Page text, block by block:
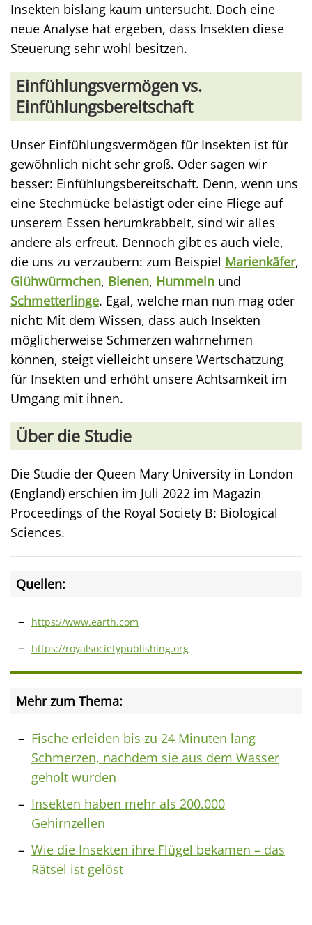
Insekten bislang kaum untersucht. Doch eine
neue Analyse hat ergeben, dass Insekten diese
Steuerung sehr wohl besitzen.
Einfühlungsvermögen vs.
Einfühlungsbereitschaft
Unser Einfühlungsvermögen für Insekten ist für
gewöhnlich nicht sehr groß. Oder sagen wir
besser: Einfühlungsbereitschaft. Denn, wenn uns
eine Stechmücke belästigt oder eine Fliege auf
unserem Essen herumkrabbelt, sind wir alles
andere als erfreut. Dennoch gibt es auch viele,
die uns zu verzaubern: zum Beispiel Marienkäfer,
Glühwürmchen, Bienen, Hummeln und
Schmetterlinge. Egal, welche man nun mag oder
nicht: Mit dem Wissen, dass auch Insekten
möglicherweise Schmerzen wahrnehmen
können, steigt vielleicht unsere Wertschätzung
für Insekten und erhöht unsere Achtsamkeit im
Umgang mit ihnen.
Über die Studie
Die Studie der Queen Mary University in London
(England) erschien im Juli 2022 im Magazin
Proceedings of the Royal Society B: Biological
Sciences.
Quellen:
https://www.earth.com
https://royalsocietypublishing.org
Mehr zum Thema:
Fische erleiden bis zu 24 Minuten lang
Schmerzen, nachdem sie aus dem Wasser
geholt wurden
Insekten haben mehr als 200.000
Gehirnzellen
Wie die Insekten ihre Flügel bekamen – das
Rätsel ist gelöst